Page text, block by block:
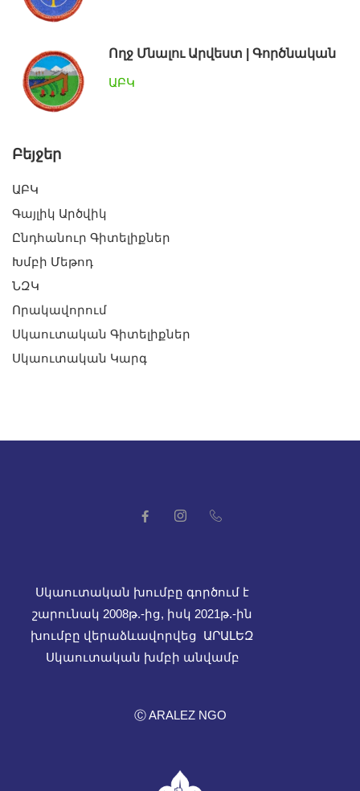
Ողջ Մնալու Արվեստ | Գործնական
ԱԲԿ
Բեյջեր
ԱԲԿ
Գայլիկ Արծվիկ
Ընդհանուր Գիտելիքներ
Խմբի Մեթոդ
ՆԶԿ
Որակավորում
Սկաուտական Գիտելիքներ
Սկաուտական Կարգ
Սկաուտական խումբը գործում է
շարունակ 2008թ.-ից, իսկ 2021թ.-ին
խումբը վերաձևավորվեց ԱՐԱԼԵԶ
Սկաուտական խմբի անվամբ
Ⓒ ARALEZ NGO